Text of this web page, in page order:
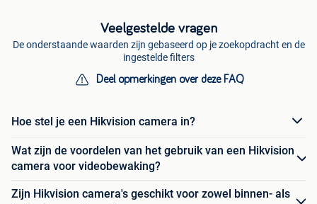
Veelgestelde vragen
De onderstaande waarden zijn gebaseerd op je zoekopdracht en de
ingestelde filters
Deel opmerkingen over deze FAQ
Hoe stel je een Hikvision camera in?
Wat zijn de voordelen van het gebruik van een Hikvision
camera voor videobewaking?
Zijn Hikvision camera's geschikt voor zowel binnen- als